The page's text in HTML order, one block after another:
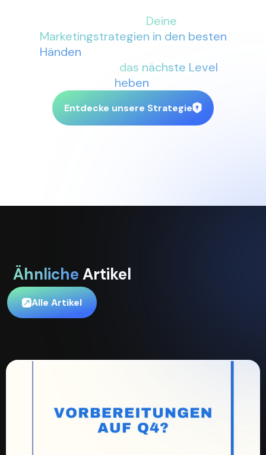
Deine
Marketingstrategien in den besten
Händen
das nächste Level
heben
Entdecke unsere Strategie
Ähnliche Artikel
Alle Artikel